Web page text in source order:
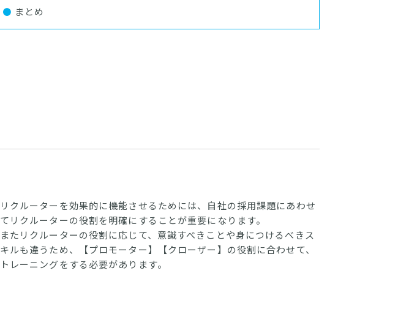
まとめ
リクルーターを効果的に機能させるためには、自社の採用課題にあわせ
てリクルーターの役割を明確にすることが重要になります。
またリクルーターの役割に応じて、意識すべきことや身につけるべきス
キルも違うため、【プロモーター】【クローザー】の役割に合わせて、
トレーニングをする必要があります。